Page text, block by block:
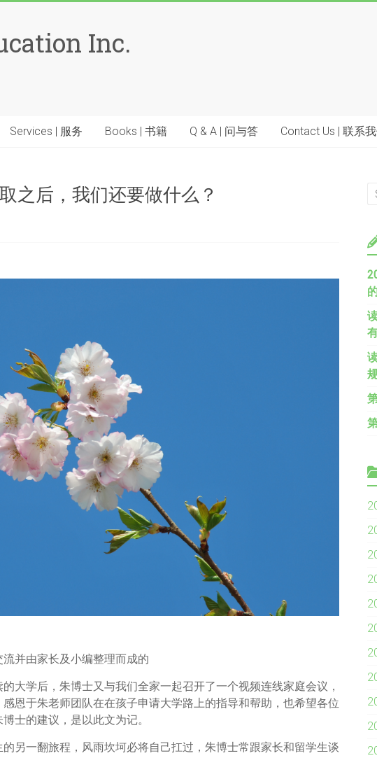
Inc.
Services | 服务 Books | 书籍 Q & A | 问与答 Contact Us | 联系
之后，我们还要做什么？
并由家长及小编整理而成的
大学后，朱博士又与我们全家一起召开了一个视频连线家庭会议，
恩于朱老师团队在在孩子申请大学路上的指导和帮助，也希望各位
士的建议，是以此文为记。
另一翻旅程，风雨坎坷必将自己扛过，朱博士常跟家长和留学生谈